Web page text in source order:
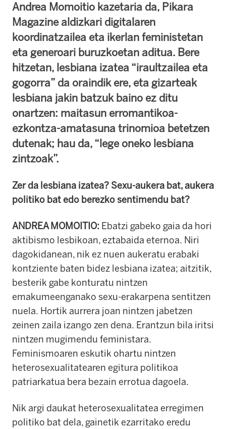
Andrea Momoitio kazetaria da, Pikara
Magazine aldizkari digitalaren
koordinatzailea eta ikerlan feministetan
eta generoari buruzkoetan aditua. Bere
hitzetan, lesbiana izatea “iraultzailea eta
gogorra” da oraindik ere, eta gizarteak
lesbiana jakin batzuk baino ez ditu
onartzen: maitasun erromantikoa-
ezkontza-amatasuna trinomioa betetzen
dutenak; hau da, “lege oneko lesbiana
zintzoak”.
Zer da lesbiana izatea? Sexu-aukera bat, aukera
politiko bat edo berezko sentimendu bat?
ANDREA MOMOITIO: Ebatzi gabeko gaia da hori
aktibismo lesbikoan, eztabaida eternoa. Niri
dagokidanean, nik ez nuen aukeratu erabaki
kontziente baten bidez lesbiana izatea; aitzitik,
besterik gabe konturatu nintzen
emakumeenganako sexu-erakarpena sentitzen
nuela. Hortik aurrera joan nintzen jabetzen
zeinen zaila izango zen dena. Erantzun bila iritsi
nintzen mugimendu feministara.
Feminismoaren eskutik ohartu nintzen
heterosexualitatearen egitura politikoa
patriarkatua bera bezain errotua dagoela.
Nik argi daukat heterosexualitatea erregimen
politiko bat dela, gainetik ezarritako eredu